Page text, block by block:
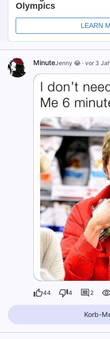
MinuteJenny 😂 · vor 3
44 4 2
Korb-